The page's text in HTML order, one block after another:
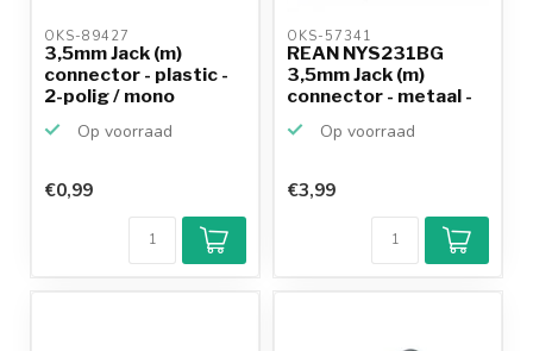
OKS-89427
3,5mm Jack (m)
connector - plastic -
2-polig / mono
Op voorraad
€0,99
OKS-57341
REAN NYS231BG
3,5mm Jack (m)
connector - metaal -
Op voorraad
€3,99